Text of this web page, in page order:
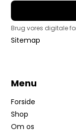
Brug vores digitale
Sitemap
Menu
Forside
Shop
Om os